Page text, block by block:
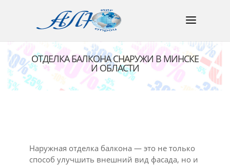
ОТДЕЛКА БАЛКОНА СНАРУЖИ В МИНСКЕ
И ОБЛАСТИ
Наружная отделка балкона — это не только
способ улучшить внешний вид фасада, но и